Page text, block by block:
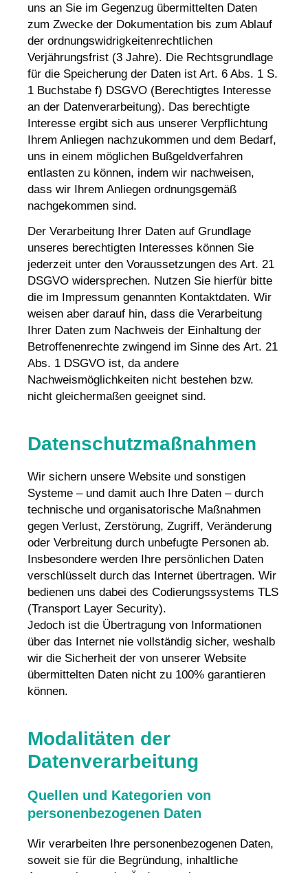
uns an Sie im Gegenzug übermittelten Daten
zum Zwecke der Dokumentation bis zum Ablauf
der ordnungswidrigkeitenrechtlichen
Verjährungsfrist (3 Jahre). Die Rechtsgrundlage
für die Speicherung der Daten ist Art. 6 Abs. 1 S.
1 Buchstabe f) DSGVO (Berechtigtes Interesse
an der Datenverarbeitung). Das berechtigte
Interesse ergibt sich aus unserer Verpflichtung
Ihrem Anliegen nachzukommen und dem Bedarf,
uns in einem möglichen Bußgeldverfahren
entlasten zu können, indem wir nachweisen,
dass wir Ihrem Anliegen ordnungsgemäß
nachgekommen sind.
Der Verarbeitung Ihrer Daten auf Grundlage
unseres berechtigten Interesses können Sie
jederzeit unter den Voraussetzungen des Art. 21
DSGVO widersprechen. Nutzen Sie hierfür bitte
die im Impressum genannten Kontaktdaten. Wir
weisen aber darauf hin, dass die Verarbeitung
Ihrer Daten zum Nachweis der Einhaltung der
Betroffenenrechte zwingend im Sinne des Art. 21
Abs. 1 DSGVO ist, da andere
Nachweismöglichkeiten nicht bestehen bzw.
nicht gleichermaßen geeignet sind.
Datenschutzmaßnahmen
Wir sichern unsere Website und sonstigen
Systeme – und damit auch Ihre Daten – durch
technische und organisatorische Maßnahmen
gegen Verlust, Zerstörung, Zugriff, Veränderung
oder Verbreitung durch unbefugte Per­sonen ab.
Insbesondere werden Ihre persönlichen Daten
verschlüsselt durch das Internet übertragen. Wir
bedienen uns dabei des Codierungssystems TLS
(Transport Layer Security).
Jedoch ist die Übertragung von Informationen
über das Internet nie vollständig sicher, weshalb
wir die Sicherheit der von unserer Website
übermittelten Daten nicht zu 100% garantieren
können.
Modalitäten der
Datenverarbeitung
Quellen und Kategorien von
personenbezogenen Daten
Wir verarbeiten Ihre personenbezogenen Daten,
soweit sie für die Begründung, inhaltliche